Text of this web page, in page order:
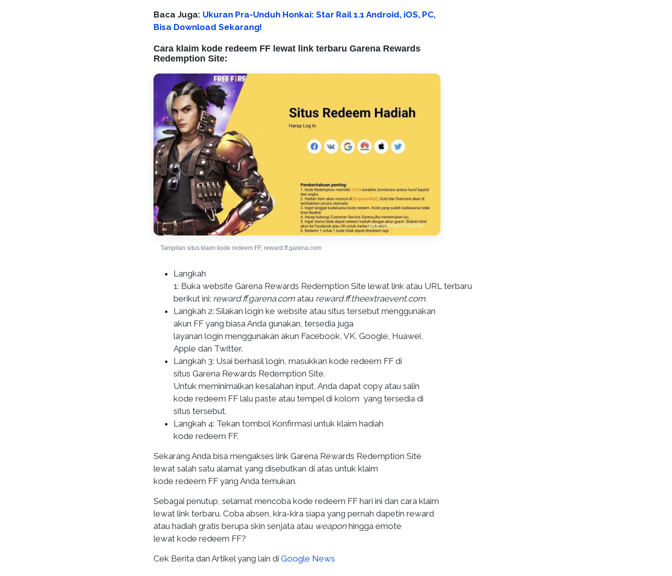
Baca Juga: Ukuran Pra-Unduh Honkai: Star Rail 1.1 Android, iOS, PC,
Bisa Download Sekarang!
Cara klaim kode redeem FF lewat link terbaru Garena Rewards
Redemption Site:
Tampilan situs klaim kode redeem FF, reward.ff.garena.com
Langkah
1: Buka website Garena Rewards Redemption Site lewat link atau URL terbaru
berikut ini: reward.ff.garena.com atau reward.ff.theextraevent.com.
Langkah 2: Silakan login ke website atau situs tersebut menggunakan
akun FF yang biasa Anda gunakan, tersedia juga
layanan login menggunakan akun Facebook, VK, Google, Huawei,
Apple dan Twitter.
Langkah 3: Usai berhasil login, masukkan kode redeem FF di
situs Garena Rewards Redemption Site.
Untuk meminimalkan kesalahan input, Anda dapat copy atau salin
kode redeem FF lalu paste atau tempel di kolom yang tersedia di
situs tersebut.
Langkah 4: Tekan tombol Konfirmasi untuk klaim hadiah
kode redeem FF.
Sekarang Anda bisa mengakses link Garena Rewards Redemption Site
lewat salah satu alamat yang disebutkan di atas untuk klaim
kode redeem FF yang Anda temukan.
Sebagai penutup, selamat mencoba kode redeem FF hari ini dan cara klaim
lewat link terbaru. Coba absen, kira-kira siapa yang pernah dapetin reward
atau hadiah gratis berupa skin senjata atau weaponhingga emote
lewat kode redeem FF?
Cek Berita dan Artikel yang lain di Google News